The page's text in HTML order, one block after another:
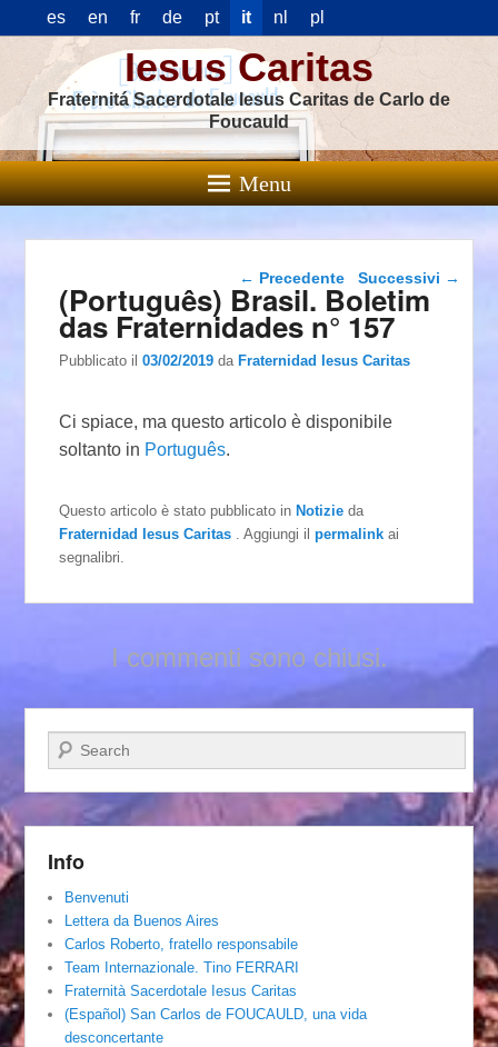
es en fr de pt it nl pl
Iesus Caritas
Fraternitá Sacerdotale Iesus Caritas de Carlo de
Foucauld
Menu
Navigazione articolo
← Precedente Successivi →
(Português) Brasil. Boletim
das Fraternidades n° 157
Pubblicato il03/02/2019 daFraternidad Iesus Caritas
Ci spiace, ma questo articolo è disponibile
soltanto in Português.
Questo articolo è stato pubblicato inNotizie da
Fraternidad Iesus Caritas
. Aggiungi ilpermalink ai
segnalibri.
I commenti sono chiusi.
Cerca
Info
Benvenuti
Lettera da Buenos Aires
Carlos Roberto, fratello responsabile
Team Internazionale. Tino FERRARI
Fraternità Sacerdotale Iesus Caritas
(Español) San Carlos de FOUCAULD, una vida
desconcertante